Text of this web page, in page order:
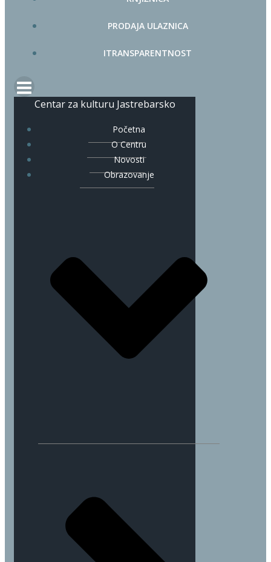
PRODAJA ULAZNICA
ITRANSPARENTNOST
Centar za kulturu Jastrebarsko
Početna
O Centru
Novosti
Obrazovanje